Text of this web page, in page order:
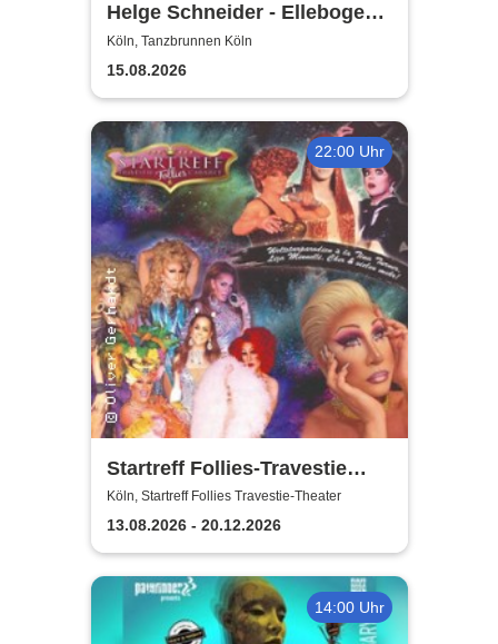
Helge Schneider - Ellebogen
vom Tich
Köln, Tanzbrunnen Köln
15.08.2026
22:00 Uhr
Startreff Follies-Travestie
Theater Köln
Köln, Startreff Follies Travestie-Theater
13.08.2026 - 20.12.2026
14:00 Uhr